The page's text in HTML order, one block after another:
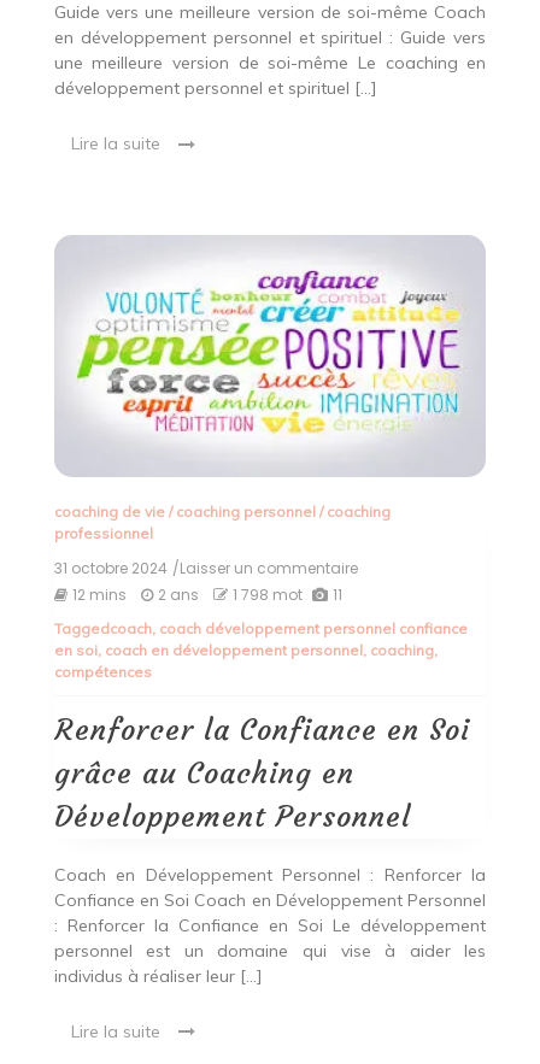
Guide vers une meilleure version de soi-même Coach
en développement personnel et spirituel : Guide vers
une meilleure version de soi-même Le coaching en
développement personnel et spirituel […]
Lire la suite
coaching de vie/ coaching personnel/ coaching
professionnel
31 octobre 2024 /Laisser un commentaireon
Confiance
en
Coaching
Personnel
12 mins 2 ans 1 798 mot 11
Taggedcoach, coach développement personnel confiance
en soi, coach en développement personnel, coaching,
compétences
Renforcer la Confiance en Soi
grâce au Coaching en
Développement Personnel
Coach en Développement Personnel : Renforcer la
Confiance en Soi Coach en Développement Personnel
: Renforcer la Confiance en Soi Le développement
personnel est un domaine qui vise à aider les
individus à réaliser leur […]
Lire la suite